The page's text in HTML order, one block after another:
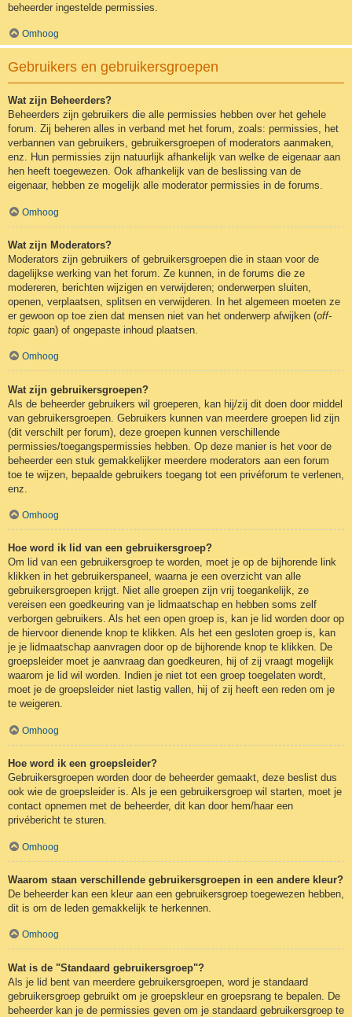
beheerder ingestelde permissies.
Omhoog
Gebruikers en gebruikersgroepen
Wat zijn Beheerders?
Beheerders zijn gebruikers die alle permissies hebben over het gehele
forum. Zij beheren alles in verband met het forum, zoals: permissies, het
verbannen van gebruikers, gebruikersgroepen of moderators aanmaken,
enz. Hun permissies zijn natuurlijk afhankelijk van welke de eigenaar aan
hen heeft toegewezen. Ook afhankelijk van de beslissing van de
eigenaar, hebben ze mogelijk alle moderator permissies in de forums.
Omhoog
Wat zijn Moderators?
Moderators zijn gebruikers of gebruikersgroepen die in staan voor de
dagelijkse werking van het forum. Ze kunnen, in de forums die ze
modereren, berichten wijzigen en verwijderen; onderwerpen sluiten,
openen, verplaatsen, splitsen en verwijderen. In het algemeen moeten ze
er gewoon op toe zien dat mensen niet van het onderwerp afwijken (off-
topic gaan) of ongepaste inhoud plaatsen.
Omhoog
Wat zijn gebruikersgroepen?
Als de beheerder gebruikers wil groeperen, kan hij/zij dit doen door middel
van gebruikersgroepen. Gebruikers kunnen van meerdere groepen lid zijn
(dit verschilt per forum), deze groepen kunnen verschillende
permissies/toegangspermissies hebben. Op deze manier is het voor de
beheerder een stuk gemakkelijker meerdere moderators aan een forum
toe te wijzen, bepaalde gebruikers toegang tot een privéforum te verlenen,
enz.
Omhoog
Hoe word ik lid van een gebruikersgroep?
Om lid van een gebruikersgroep te worden, moet je op de bijhorende link
klikken in het gebruikerspaneel, waarna je een overzicht van alle
gebruikersgroepen krijgt. Niet alle groepen zijn vrij toegankelijk, ze
vereisen een goedkeuring van je lidmaatschap en hebben soms zelf
verborgen gebruikers. Als het een open groep is, kan je lid worden door op
de hiervoor dienende knop te klikken. Als het een gesloten groep is, kan
je je lidmaatschap aanvragen door op de bijhorende knop te klikken. De
groepsleider moet je aanvraag dan goedkeuren, hij of zij vraagt mogelijk
waarom je lid wil worden. Indien je niet tot een groep toegelaten wordt,
moet je de groepsleider niet lastig vallen, hij of zij heeft een reden om je
te weigeren.
Omhoog
Hoe word ik een groepsleider?
Gebruikersgroepen worden door de beheerder gemaakt, deze beslist dus
ook wie de groepsleider is. Als je een gebruikersgroep wil starten, moet je
contact opnemen met de beheerder, dit kan door hem/haar een
privébericht te sturen.
Omhoog
Waarom staan verschillende gebruikersgroepen in een andere kleur?
De beheerder kan een kleur aan een gebruikersgroep toegewezen hebben,
dit is om de leden gemakkelijk te herkennen.
Omhoog
Wat is de "Standaard gebruikersgroep"?
Als je lid bent van meerdere gebruikersgroepen, word je standaard
gebruikersgroep gebruikt om je groepskleur en groepsrang te bepalen. De
beheerder kan je de permissies geven om je standaard gebruikersgroep te